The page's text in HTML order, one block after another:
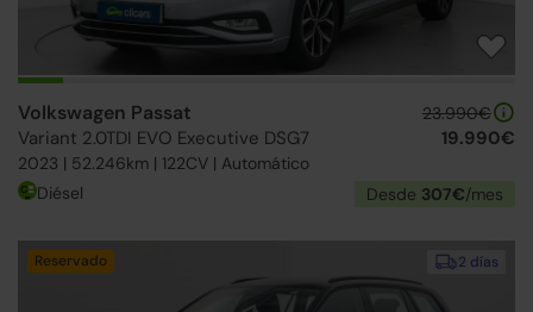
Volkswagen Passat
Variant 2.0TDI EVO Executive DSG7
2023 | 52.246km | 122CV | Automático
23.990€
19.990€
Diésel Desde 307€/mes
2 días
Reservado